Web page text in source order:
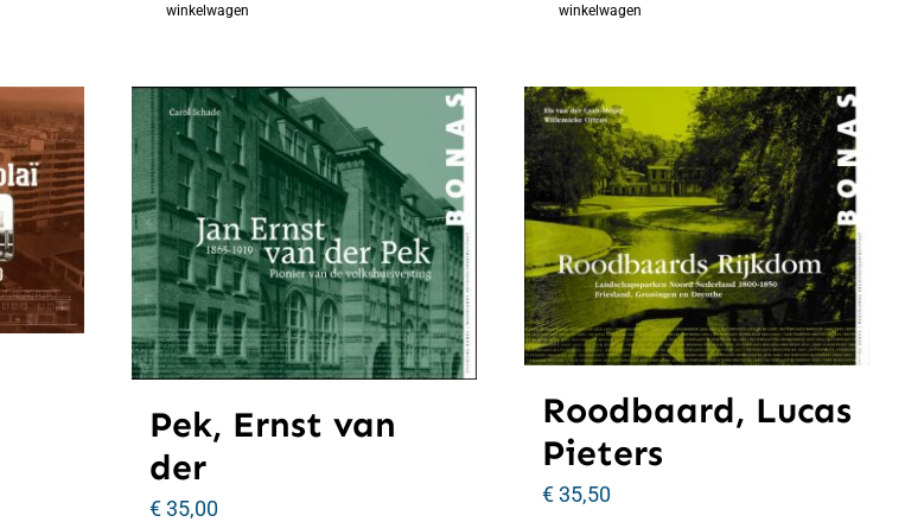
winkelwagen
winkelwagen
Pek, Ernst van
der
€35,00
Roodbaard, Lucas
Pieters
€35,50